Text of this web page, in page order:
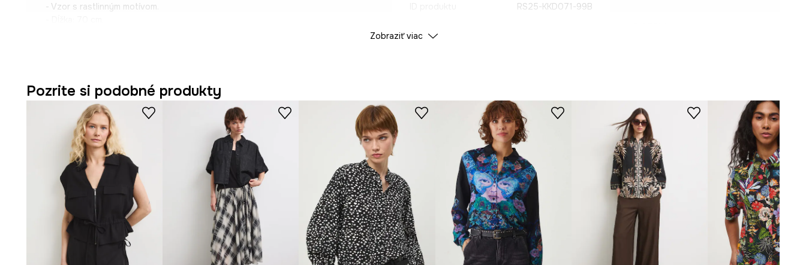
- Vzor s rastlinným motívom.
RS25-KKD071-99B
ROZMERY
Pozrite si rozmery produktu
Zobraziť viac
Pozrite si podobné produkty